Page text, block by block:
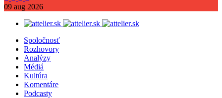
09 aug 2026
Spoločnosť
Rozhovory
Analýzy
Médiá
Kultúra
Komentáre
Podcasty